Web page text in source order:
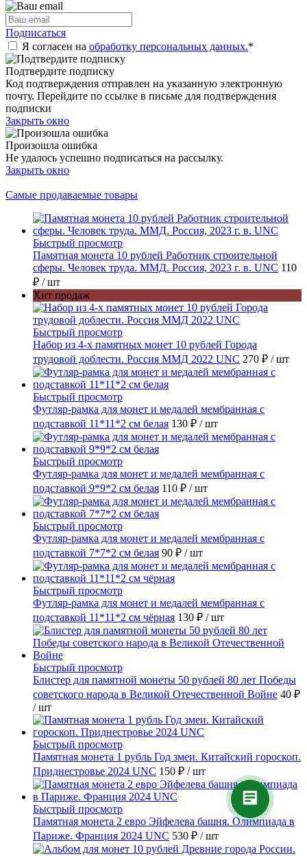
Подписаться
Я согласен на обработку персональных данных.*
Подтвердите подписку
Код подтверждения отправлен на указанную электронную
почту. Перейдите по ссылке в письме для подтверждения
подписки
Закрыть окно
Произошла ошибка
Не удалось успешно подписаться на рассылку.
Закрыть окно
Самые продаваемые товары
Быстрый просмотр
Памятная монета 10 рублей Работник строительной
сферы. Человек труда. ММД. Россия, 2023 г. в. UNC 110
₽ / шт
Хит продаж
Быстрый просмотр
Набор из 4-х памятных монет 10 рублей Города
трудовой доблести. Россия ММД 2022 UNC 270 ₽ / шт
Быстрый просмотр
Футляр-рамка для монет и медалей мембранная с
подставкой 11*11*2 см белая 130 ₽ / шт
Быстрый просмотр
Футляр-рамка для монет и медалей мембранная с
подставкой 9*9*2 см белая 110 ₽ / шт
Быстрый просмотр
Футляр-рамка для монет и медалей мембранная с
подставкой 7*7*2 см белая 90 ₽ / шт
Быстрый просмотр
Футляр-рамка для монет и медалей мембранная с
подставкой 11*11*2 см чёрная 130 ₽ / шт
Быстрый просмотр
Блистер для памятной монеты 50 рублей 80 лет Победы
советского народа в Великой Отечественной Войне 40 ₽
/ шт
Быстрый просмотр
Памятная монета 1 рубль Год змеи. Китайский гороскоп.
Приднестровье 2024 UNC 150 ₽ / шт
Быстрый просмотр
Памятная монета 2 евро Эйфелева башня. Олимпиада в
Париже. Франция 2024 UNC 530 ₽ / шт